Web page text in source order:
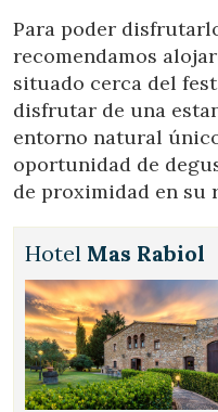
Para poder
recomendamos
situado cerca del
disfrutar de una
entorno natural
oportunidad de
de proximidad en su
Hotel Mas Rabiol